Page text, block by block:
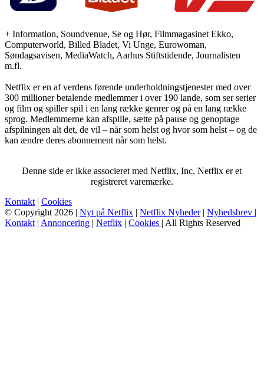
+ Information, Soundvenue, Se og Hør, Filmmagasinet Ekko,
Computerworld, Billed Bladet, Vi Unge, Eurowoman,
Søndagsavisen, MediaWatch, Aarhus Stiftstidende, Journalisten
m.fl.
Netflix er en af verdens førende underholdningstjenester med over
300 millioner betalende medlemmer i over 190 lande, som ser serier
og film og spiller spil i en lang række genrer og på en lang række
sprog. Medlemmerne kan afspille, sætte på pause og genoptage
afspilningen alt det, de vil – når som helst og hvor som helst – og de
kan ændre deres abonnement når som helst.
Denne side er ikke associeret med Netflix, Inc. Netflix er et
registreret varemærke.
Kontakt | Cookies
© Copyright 2026 | Nyt på Netflix | Netflix Nyheder| Nyhedsbrev |
Kontakt | Annoncering | Netflix | Cookies | All Rights Reserved